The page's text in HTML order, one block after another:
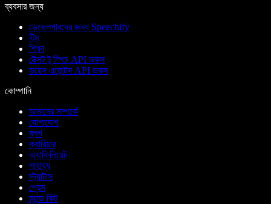
ব্যবসার জন্য
ডেভেলপারদের জন্য Speechify
টিম
শিক্ষা
টেক্সট টু স্পিচ API ডকস
ভয়েস এজেন্টস API ডকস
কোম্পানি
আমাদের সম্পর্কে
যোগাযোগ
ব্লগ
ক্যারিয়ার
অ্যাফিলিয়েট
সাহায্য
স্ট্যাটাস
প্রেস
ব্র্যান্ড কিট